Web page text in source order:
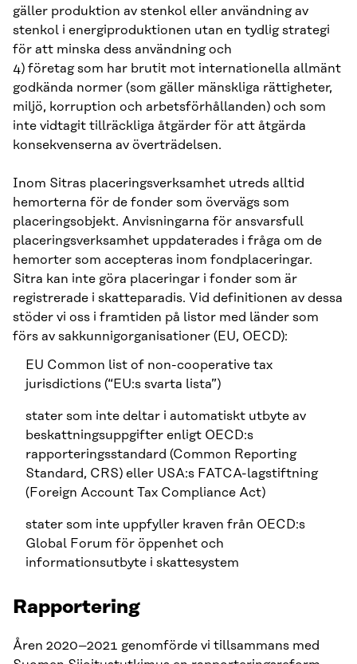
gäller produktion av stenkol eller användning av
stenkol i energiproduktionen utan en tydlig strategi
för att minska dess användning och
4) företag som har brutit mot internationella allmänt
godkända normer (som gäller mänskliga rättigheter,
miljö, korruption och arbetsförhållanden) och som
inte vidtagit tillräckliga åtgärder för att åtgärda
konsekvenserna av överträdelsen.
Inom Sitras placeringsverksamhet utreds alltid
hemorterna för de fonder som övervägs som
placeringsobjekt. Anvisningarna för ansvarsfull
placeringsverksamhet uppdaterades i fråga om de
hemorter som accepteras inom fondplaceringar.
Sitra kan inte göra placeringar i fonder som är
registrerade i skatteparadis. Vid definitionen av dessa
stöder vi oss i framtiden på listor med länder som
förs av sakkunnigorganisationer (EU, OECD):
EU Common list of non-cooperative tax
jurisdictions (“EU:s svarta lista”)
stater som inte deltar i automatiskt utbyte av
beskattningsuppgifter enligt OECD:s
rapporteringsstandard (Common Reporting
Standard, CRS) eller USA:s FATCA-lagstiftning
(Foreign Account Tax Compliance Act)
stater som inte uppfyller kraven från OECD:s
Global Forum för öppenhet och
informationsutbyte i skattesystem
Rapportering
Åren 2020–2021 genomförde vi tillsammans med